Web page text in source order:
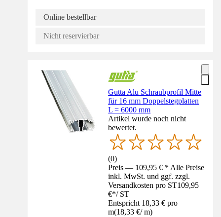
Online bestellbar
Nicht reservierbar
Gutta Alu Schraubprofil Mitte
für 16 mm Doppelstegplatten
L = 6000 mm
Artikel wurde noch nicht
bewertet.
(0)
Preis — 109,95 € * Alle Preise
inkl. MwSt. und ggf. zzgl.
Versandkosten pro ST109,95
€*/ ST
Entspricht 18,33 € pro
m(18,33 €/ m)